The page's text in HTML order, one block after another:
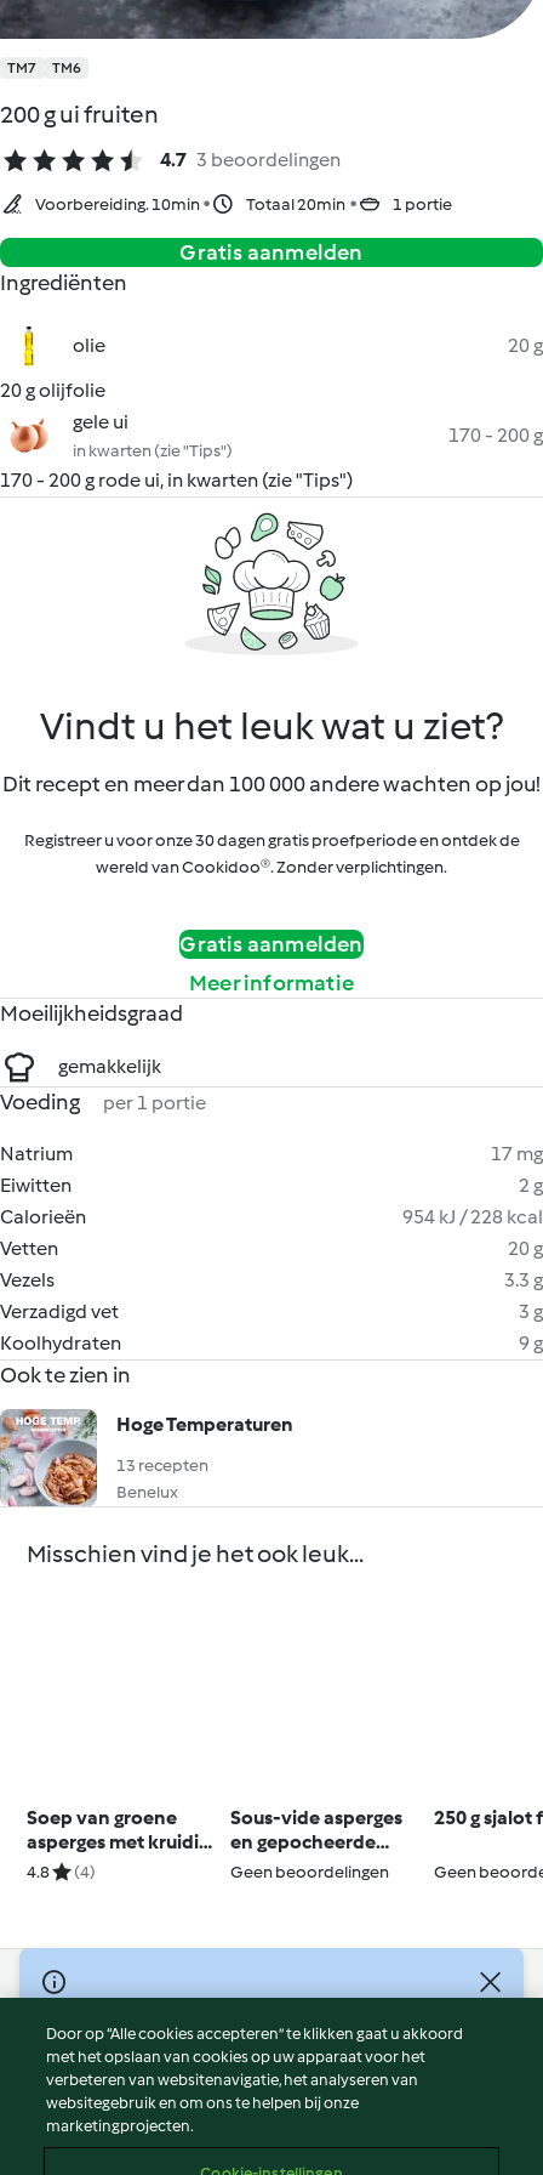
TM7 TM6
200 g ui fruiten
4.7 3 beoordelingen
Voorbereiding. 10min Totaal 20min 1 portie
Gratis aanmelden
Ingrediënten
olie
20 g
20 g olijfolie
gele ui
in kwarten (zie "Tips")
170 - 200 g
170 - 200 g rode ui, in kwarten (zie "Tips")
Vindt u het leuk wat u ziet?
Dit recept en meer dan 100 000 andere wachten op jou!
Registreer u voor onze 30 dagen gratis proefperiode en ontdek de
wereld van Cookidoo®. Zonder verplichtingen.
Gratis aanmelden
Meer informatie
Moeilijkheidsgraad
gemakkelijk
Voeding per 1 portie
Natrium
17 mg
Eiwitten
2 g
Calorieën
954 kJ / 228 kcal
Vetten
20 g
Vezels
3.3 g
Verzadigd vet
3 g
Koolhydraten
9 g
Ook te zien in
Hoge Temperaturen
13 recepten
Benelux
Misschien vind je het ook leuk...
Soep van groene
asperges met kruidige
pijnboompitten
4.8 (4)
Sous-vide asperges
en gepocheerde
eieren
Geen beoordelingen
250 g sjalot
Geen
© Copyright 2026
Gebruiksvoorwaarden
Privacybeleid
Disclaimer
Colofon
Door op “Alle cookies accepteren” te klikken gaat u akkoord
met het opslaan van cookies op uw apparaat voor het
verbeteren van websitenavigatie, het analyseren van
websitegebruik en om ons te helpen bij onze
marketingprojecten.